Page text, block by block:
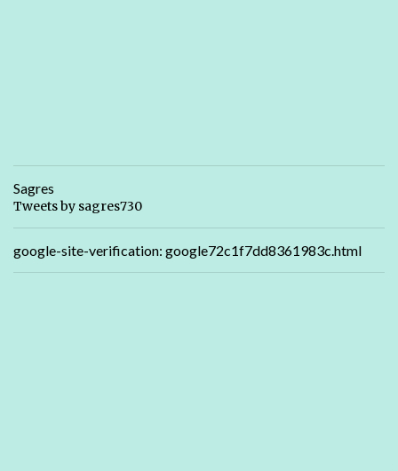
Sagres
Tweets by sagres730
google-site-verification: google72c1f7dd8361983c.html